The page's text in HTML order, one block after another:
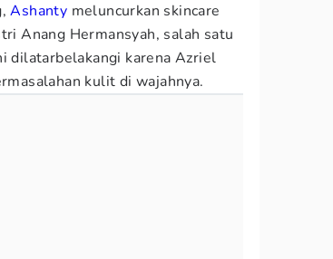
Ashanty meluncurkan skincare
Anang Hermansyah, salah satu
dilatarbelakangi karena Azriel
kulit di wajahnya.